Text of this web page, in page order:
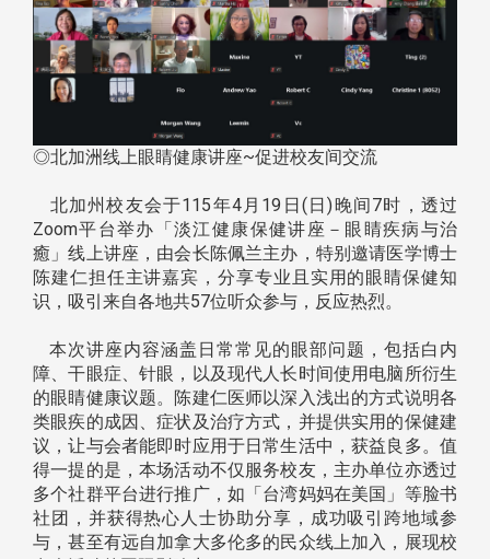
◎北加洲线上眼睛健康讲座~促进校友间交流
北加州校友会于115年4月19日(日)晚间7时，透过
Zoom平台举办「淡江健康保健讲座－眼睛疾病与治
癒」线上讲座，由会长陈佩兰主办，特别邀请医学博士
陈建仁担任主讲嘉宾，分享专业且实用的眼睛保健知
识，吸引来自各地共57位听众参与，反应热烈。
本次讲座内容涵盖日常常见的眼部问题，包括白内
障、干眼症、针眼，以及现代人长时间使用电脑所衍生
的眼睛健康议题。陈建仁医师以深入浅出的方式说明各
类眼疾的成因、症状及治疗方式，并提供实用的保健建
议，让与会者能即时应用于日常生活中，获益良多。值
得一提的是，本场活动不仅服务校友，主办单位亦透过
多个社群平台进行推广，如「台湾妈妈在美国」等脸书
社团，并获得热心人士协助分享，成功吸引跨地域参
与，甚至有远自加拿大多伦多的民众线上加入，展现校